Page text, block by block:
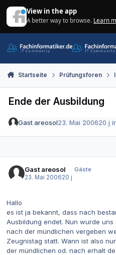
View in the app
A better way to browse. Learn
Startseite Prüfungsforen
Ende der Ausbildung
Gast areosol23. Mai 200620 j
Gast areosol
Gäste
23. Mai 200620 j
Hallo
es ist ja bekannt, dass nach
Ausbildung endet. Nun wurde
nach der mündlichen vergeben
Zeugnistag statt. Wann ist also
der mündlichen od. nach erhalt